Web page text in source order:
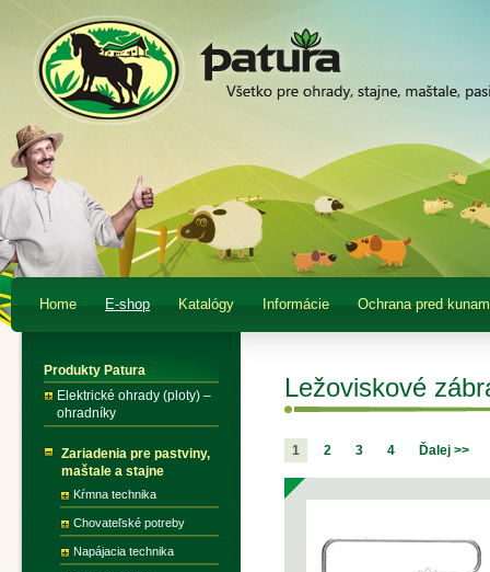
Home E-shop Katalógy Informácie Ochrana pred
Produkty Patura
Elektrické ohrady (ploty) –
ohradníky
Zariadenia pre pastviny,
maštale a stajne
Kŕmna technika
Chovateľské potreby
Napájacia technika
Ležoviskové
1 2 3 4 Ďalej >>